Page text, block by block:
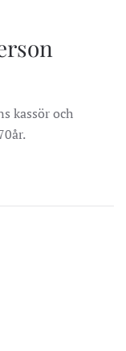
kassör och